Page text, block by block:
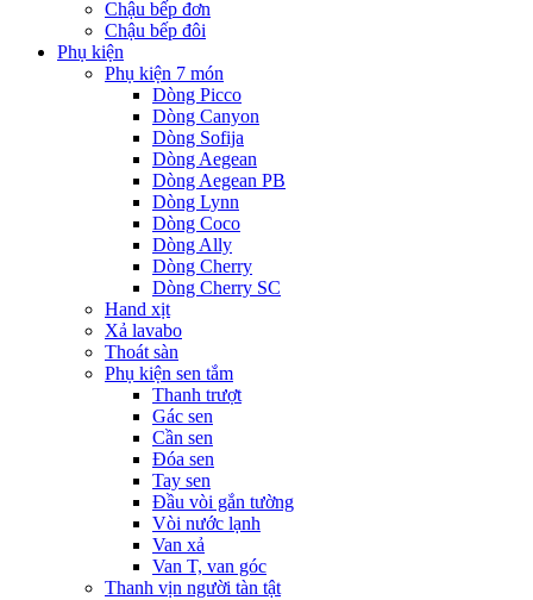
Chậu bếp đơn
Chậu bếp đôi
Phụ kiện
Phụ kiện 7 món
Dòng Picco
Dòng Canyon
Dòng Sofija
Dòng Aegean
Dòng Aegean PB
Dòng Lynn
Dòng Coco
Dòng Ally
Dòng Cherry
Dòng Cherry SC
Hand xịt
Xả lavabo
Thoát sàn
Phụ kiện sen tắm
Thanh trượt
Gác sen
Cần sen
Đóa sen
Tay sen
Đầu vòi gắn tường
Vòi nước lạnh
Van xả
Van T, van góc
Thanh vịn người tàn tật